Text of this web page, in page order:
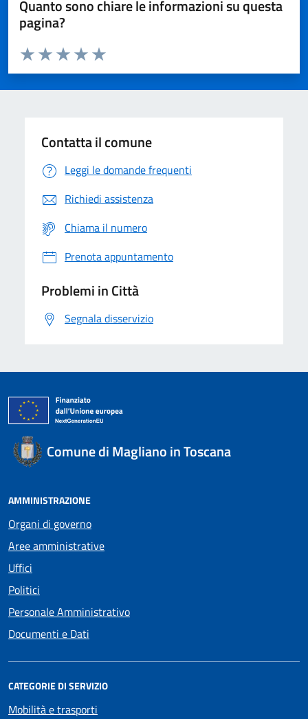
Quanto sono chiare le informazioni su questa
pagina?
Domanda
Valuta da 1 a 5 stelle la pagina
Valuta 5 stelle su 5
Valuta 4 stelle su 5
Valuta 3 stelle su 5
Valuta 2 stelle su 5
Valuta 1 stelle su 5
Contatta il comune
Leggi le domande frequenti
Richiedi assistenza
Chiama il numero
Prenota appuntamento
Problemi in Città
Segnala disservizio
Comune di Magliano in Toscana
AMMINISTRAZIONE
Organi di governo
Aree amministrative
Uffici
Politici
Personale Amministrativo
Documenti e Dati
CATEGORIE DI SERVIZIO
Mobilità e trasporti